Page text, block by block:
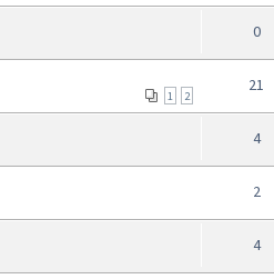
0
1 2
21
4
2
4